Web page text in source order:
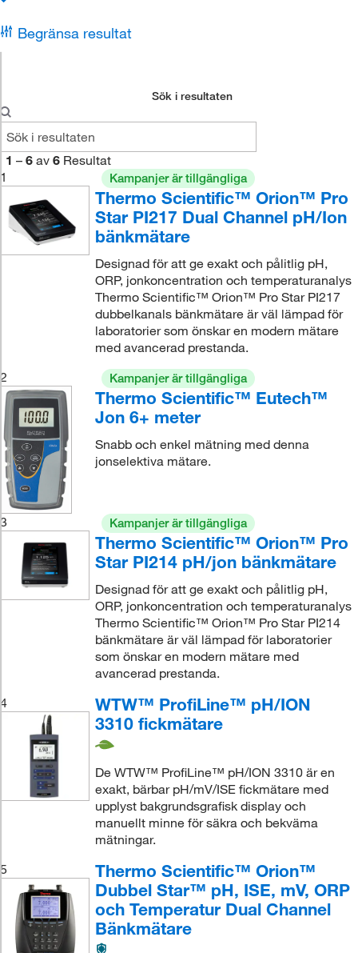
Begränsa resultat
Sök i resultaten
1 – 6 av 6 Resultat
1
Kampanjer är tillgängliga
Thermo Scientific™ Orion™ Pro
Star PI217 Dual Channel pH/Ion
bänkmätare
Designad för att ge exakt och pålitlig pH,
ORP, jonkoncentration och temperaturanalys
Thermo Scientific™ Orion™ Pro Star PI217
dubbelkanals bänkmätare är väl lämpad för
laboratorier som önskar en modern mätare
med avancerad prestanda.
2
Kampanjer är tillgängliga
Thermo Scientific™ Eutech™
Jon 6+ meter
Snabb och enkel mätning med denna
jonselektiva mätare.
3 Kampanjer är tillgängliga
Thermo Scientific™ Orion™ Pro
Star PI214 pH/jon bänkmätare
Designad för att ge exakt och pålitlig pH,
ORP, jonkoncentration och temperaturanalys
Thermo Scientific™ Orion™ Pro Star PI214
bänkmätare är väl lämpad för laboratorier
som önskar en modern mätare med
avancerad prestanda.
4
WTW™ ProfiLine™ pH/ION
3310 fickmätare
De WTW™ ProfiLine™ pH/ION 3310 är en
exakt, bärbar pH/mV/ISE fickmätare med
upplyst bakgrundsgrafisk display och
manuellt minne för säkra och bekväma
mätningar.
5
Thermo Scientific™ Orion™
Dubbel Star™ pH, ISE, mV, ORP
och Temperatur Dual Channel
Bänkmätare